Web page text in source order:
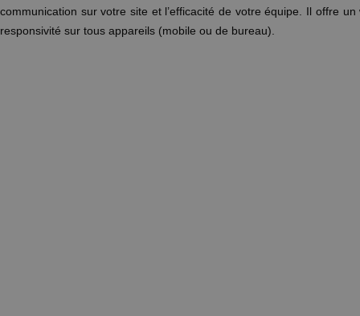
communication sur votre site et l’efficacité de votre équipe. Il offre
responsivité sur tous appareils (mobile ou de bureau).